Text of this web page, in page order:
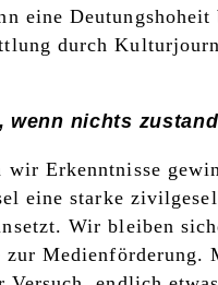
eine
durch
wenn nichts
wir Erkenntnisse
eine starke
Wir bleiben
Medienförderung.